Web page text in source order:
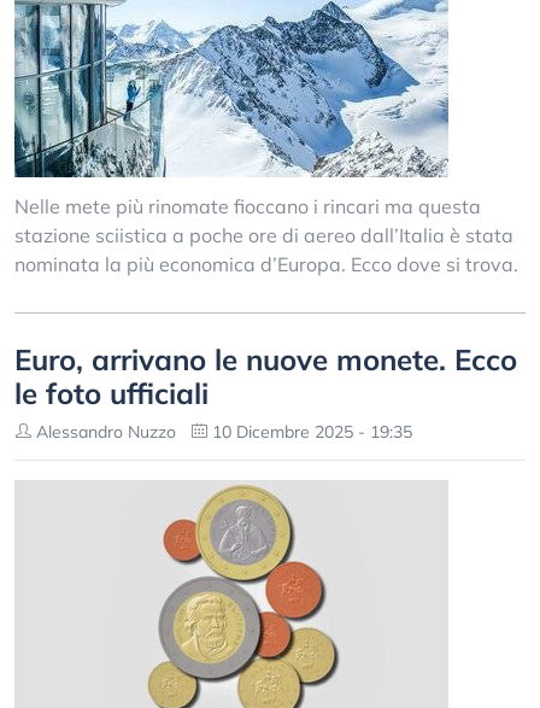
Nelle mete più rinomate fioccano i rincari ma questa
stazione sciistica a poche ore di aereo dall’Italia è stata
nominata la più economica d’Europa. Ecco dove si trova.
Euro, arrivano le nuove monete. Ecco
le foto ufficiali
Alessandro Nuzzo 10 Dicembre 2025 - 19:35